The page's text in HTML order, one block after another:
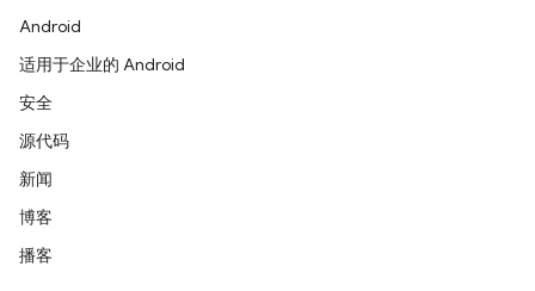
Android
适用于企业的 Android
安全
源代码
新闻
博客
播客